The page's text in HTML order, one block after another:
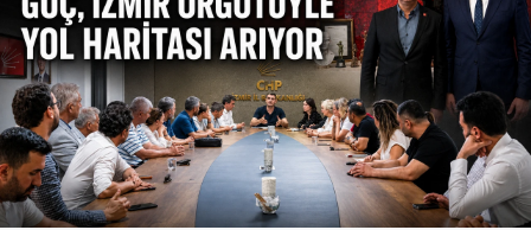
YAŞAM
YEREL YÖNETİMLER